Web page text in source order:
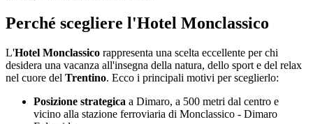
Perché scegliere l'Hotel Monclassico
L'Hotel Monclassico rappresenta una scelta eccellente per chi
desidera una vacanza all'insegna della natura, dello sport e del relax
nel cuore del Trentino. Ecco i principali motivi per sceglierlo:
Posizione strategica a Dimaro, a 500 metri dal centro e
vicino alla stazione ferroviaria di Monclassico - Dimaro